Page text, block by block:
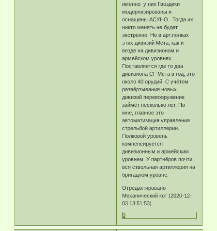
именно у них Гвоздики
модернизированы и
оснащены АСУНО. Тогда их
никто менять не будет
экстренно. Но в арт.полках
этих дивизий Мста, как и
везде на дивизионом и
армейском уровнях .
Поставляется где то два
дивизиона СГ Мста в год, это
около 40 орудий. С учётом
развёртывания новых
дивизий перевооружение
займёт несколько лет. По
мне, главное это
автоматизация управления
стрельбой артиллерии..
Полковой уровень
компенсируется
дивизионным и армейским
уровнем. У партнёров почти
вся ствольная артиллерия на
бригадном уровне.
Отредактировано
Механический кот (2020-12-
03 13:51:53)
0